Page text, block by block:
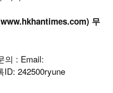
무
의 : Email:
242500ryune